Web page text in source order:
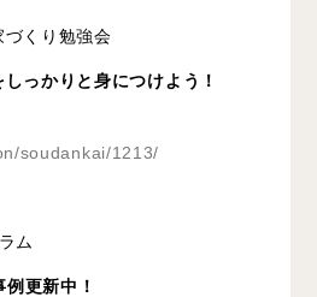
くり勉強会
っかりと身につけよう！
soudankai/1213/
ム
更新中！